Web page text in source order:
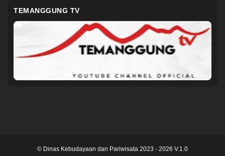
TEMANGGUNG TV
© Dinas Kebudayaan dan Pariwisata 2023 - 2026 V.1.0